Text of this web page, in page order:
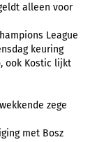
alleen voor
League
keuring
ook Kostic lijkt
zege
met Bosz